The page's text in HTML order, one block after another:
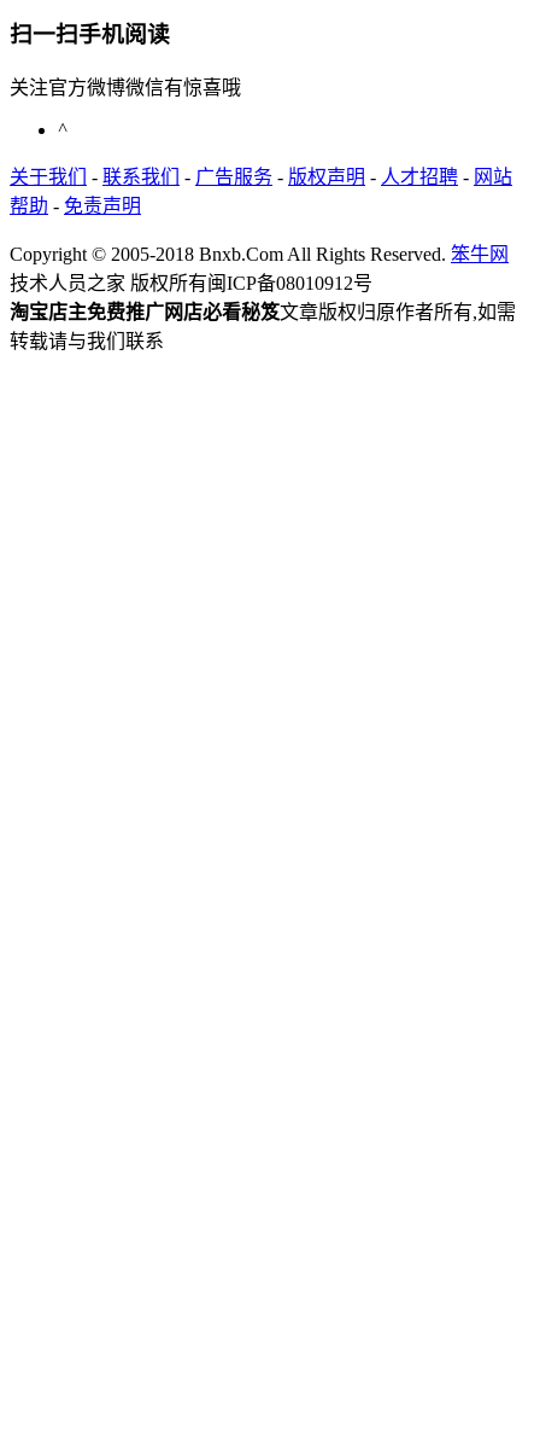
扫一扫手机阅读
关注官方微博微信有惊喜哦
^
关于我们 - 联系我们 - 广告服务 - 版权声明 - 人才招聘 - 网站
帮助 - 免责声明
Copyright © 2005-2018 Bnxb.Com All Rights Reserved. 笨牛网
技术人员之家 版权所有闽ICP备08010912号
淘宝店主免费推广网店必看秘笈文章版权归原作者所有,如需
转载请与我们联系